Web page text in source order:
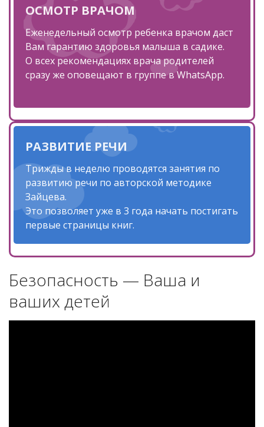
ОСМОТР ВРАЧОМ
Еженедельный осмотр ребенка врачом даст
Вам гарантию здоровья малыша в садике.
О всех рекомендациях врача родителей
сразу же оповещают в группе в WhatsApp.
РАЗВИТИЕ РЕЧИ
Трижды в неделю проводятся занятия по
развитию речи по авторской методике
Зайцева.
Это позволяет уже в 3 года начать постигать
первые страницы книг.
Безопасность — Ваша и
ваших детей